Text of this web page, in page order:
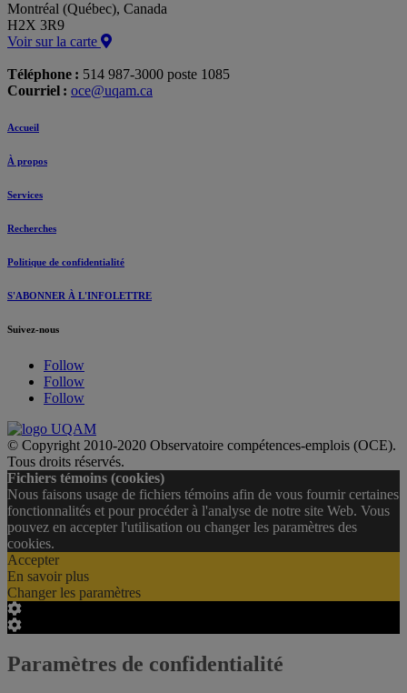
Montréal (Québec), Canada
H2X 3R9
Voir sur la carte
Téléphone : 514 987-3000 poste 1085
Courriel : oce@uqam.ca
Accueil
À propos
Services
Recherches
Politique de confidentialité
S'ABONNER À L'INFOLETTRE
Suivez-nous
Follow
Follow
Follow
© Copyright 2010-2020 Observatoire compétences‑emplois (OCE).
Tous droits réservés.
Fichiers témoins (cookies)
Nous faisons usage de fichiers témoins afin de vous fournir certaines
fonctionnalités et pour procéder à l'analyse de notre site Web. Vous
pouvez en accepter l'utilisation ou changer les paramètres des
cookies.
Accepter
En savoir plus
Changer les paramètres
Cookie
Box
Cookie
Paramètres de confidentialité